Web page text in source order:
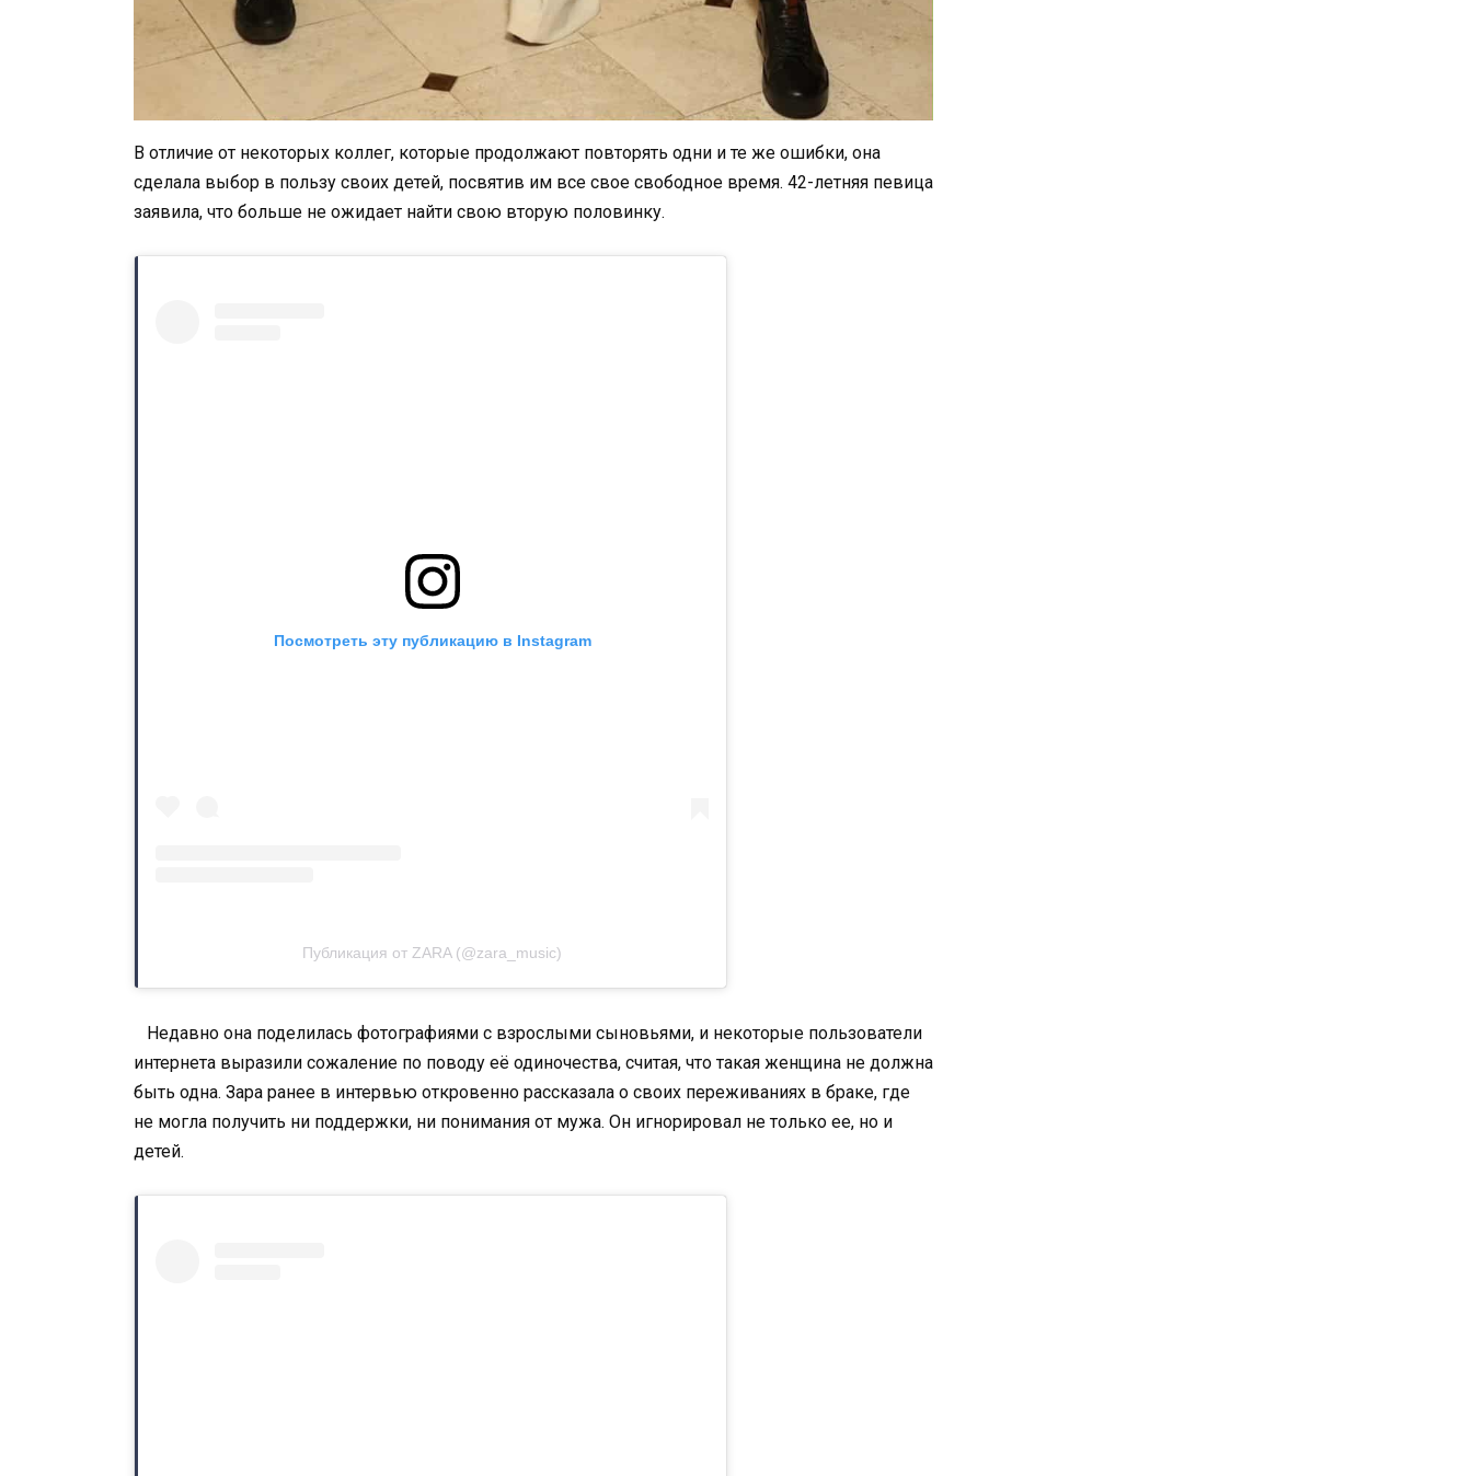
В отличие от некоторых коллег, которые продолжают повторять одни и те же ошибки, она
сделала выбор в пользу своих детей, посвятив им все свое свободное время. 42-летняя певица
заявила, что больше не ожидает найти свою вторую половинку.
Посмотреть эту публикацию в Instagram
Публикация от ZARA (@zara_music)
Недавно она поделилась фотографиями с взрослыми сыновьями, и некоторые пользователи
интернета выразили сожаление по поводу её одиночества, считая, что такая женщина не должна
быть одна. Зара ранее в интервью откровенно рассказала о своих переживаниях в браке, где
не могла получить ни поддержки, ни понимания от мужа. Он игнорировал не только ее, но и
детей.